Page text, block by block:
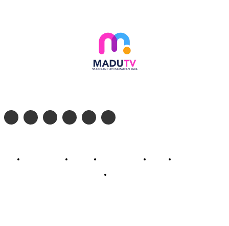
Profil Madu TV Redaksi Pedoman Siber Kontak